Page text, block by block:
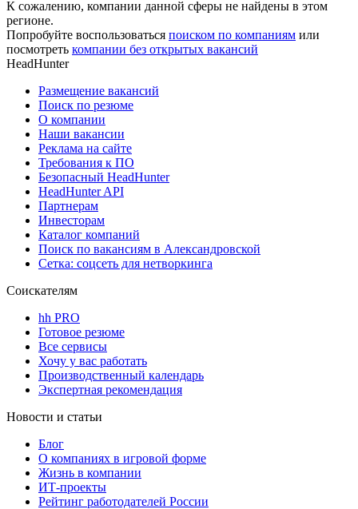
К сожалению, компании данной сферы не найдены в этом
регионе.
Попробуйте воспользоваться поиском по компаниям или
посмотреть компании без открытых вакансий
HeadHunter
Размещение вакансий
Поиск по резюме
О компании
Наши вакансии
Реклама на сайте
Требования к ПО
Безопасный HeadHunter
HeadHunter API
Партнерам
Инвесторам
Каталог компаний
Поиск по вакансиям в Александровской
Сетка: соцсеть для нетворкинга
Соискателям
hh PRO
Готовое резюме
Все сервисы
Хочу у вас работать
Производственный календарь
Экспертная рекомендация
Новости и статьи
Блог
О компаниях в игровой форме
Жизнь в компании
ИТ-проекты
Рейтинг работодателей России